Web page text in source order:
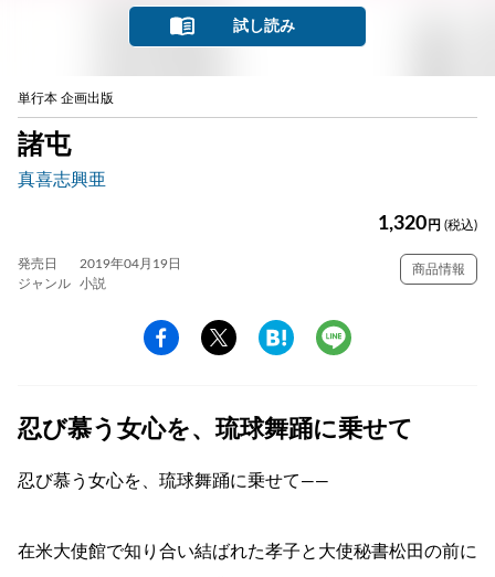
試し読み
単行本 企画出版
諸屯
真喜志興亜
1,320 円 (税込)
発売日
2019年04月19日
ジャンル
小説
商品情報
忍び慕う女心を、琉球舞踊に乗せて
忍び慕う女心を、琉球舞踊に乗せて――
在米大使館で知り合い結ばれた孝子と大使秘書松田の前に